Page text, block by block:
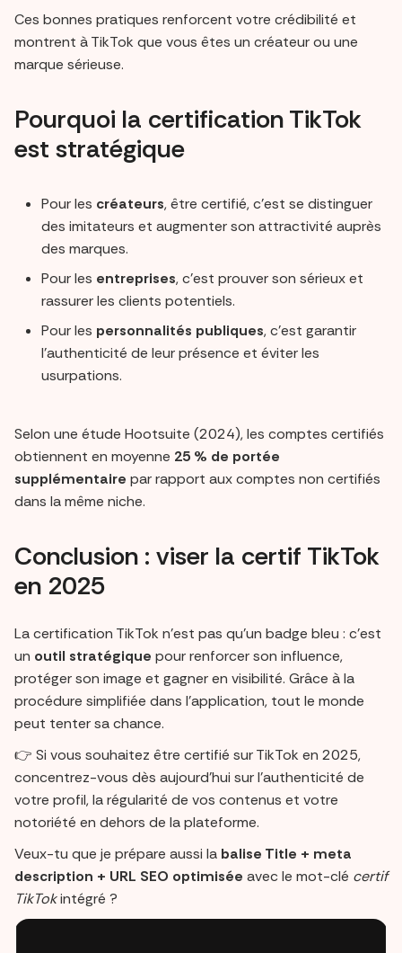
Ces bonnes pratiques renforcent votre crédibilité et
montrent à TikTok que vous êtes un créateur ou une
marque sérieuse.
Pourquoi la certification TikTok
est stratégique
Pour les créateurs, être certifié, c’est se distinguer
des imitateurs et augmenter son attractivité auprès
des marques.
Pour les entreprises, c’est prouver son sérieux et
rassurer les clients potentiels.
Pour les personnalités publiques, c’est garantir
l’authenticité de leur présence et éviter les
usurpations.
Selon une étude Hootsuite (2024), les comptes certifiés
obtiennent en moyenne 25 % de portée
supplémentaire par rapport aux comptes non certifiés
dans la même niche.
Conclusion : viser la certif TikTok
en 2025
La certification TikTok n’est pas qu’un badge bleu : c’est
un outil stratégique pour renforcer son influence,
protéger son image et gagner en visibilité. Grâce à la
procédure simplifiée dans l’application, tout le monde
peut tenter sa chance.
👉 Si vous souhaitez être certifié sur TikTok en 2025,
concentrez-vous dès aujourd’hui sur l’authenticité de
votre profil, la régularité de vos contenus et votre
notoriété en dehors de la plateforme.
Veux-tu que je prépare aussi la balise Title + meta
description + URL SEO optimisée avec le mot-clé certif
TikTokintégré ?